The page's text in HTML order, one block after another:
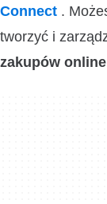
Connect .
tworzyć i
zakupów